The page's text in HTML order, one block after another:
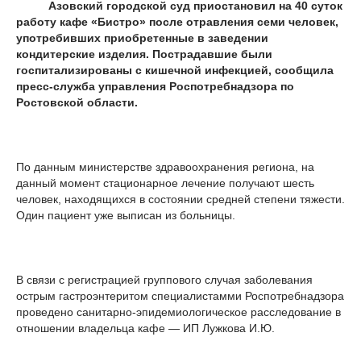
Азовский городской суд приостановил на 40 суток
работу кафе «Бистро» после отравления семи человек,
употребивших приобретенные в заведении
кондитерские изделия. Пострадавшие были
госпитализированы с кишечной инфекцией, сообщила
пресс-служба управления Роспотребнадзора по
Ростовской области.
По данным министерстве здравоохранения региона, на
данный момент стационарное лечение получают шесть
человек, находящихся в состоянии средней степени тяжести.
Один пациент уже выписан из больницы.
В связи с регистрацией группового случая заболевания
острым гастроэнтеритом специалистамми Роспотребнадзора
проведено санитарно-эпидемиологическое расследование в
отношении владельца кафе — ИП Лужкова И.Ю.